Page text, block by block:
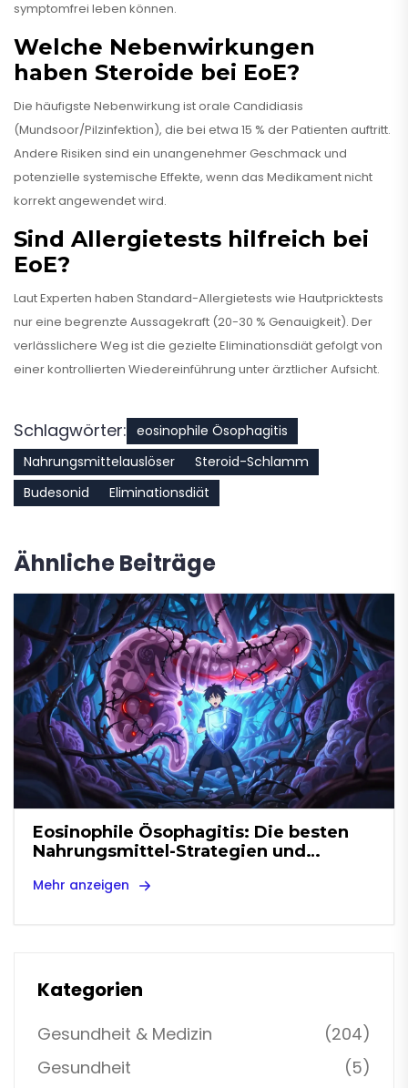
symptomfrei leben können.
Welche Nebenwirkungen
haben Steroide bei EoE?
Die häufigste Nebenwirkung ist orale Candidiasis
(Mundsoor/Pilzinfektion), die bei etwa 15 % der Patienten auftritt.
Andere Risiken sind ein unangenehmer Geschmack und
potenzielle systemische Effekte, wenn das Medikament nicht
korrekt angewendet wird.
Sind Allergietests hilfreich bei
EoE?
Laut Experten haben Standard-Allergietests wie Hautpricktests
nur eine begrenzte Aussagekraft (20-30 % Genauigkeit). Der
verlässlichere Weg ist die gezielte Eliminationsdiät gefolgt von
einer kontrollierten Wiedereinführung unter ärztlicher Aufsicht.
Schlagwörter: eosinophile Ösophagitis
Nahrungsmittelauslöser
Steroid-Schlamm
Budesonid
Eliminationsdiät
Ähnliche Beiträge
Eosinophile Ösophagitis: Die besten
Nahrungsmittel-Strategien und
Mehr anzeigen
Kategorien
Gesundheit & Medizin
(204)
Gesundheit
(5)